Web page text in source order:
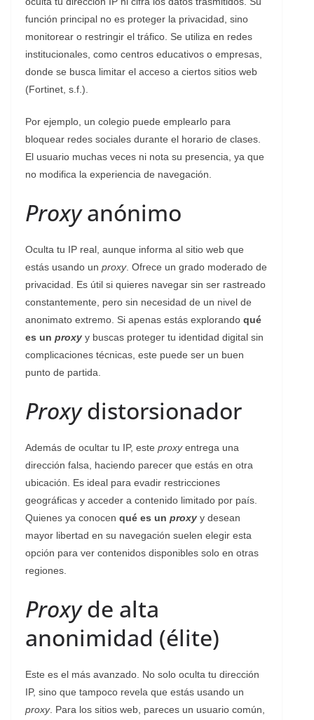
función principal no es proteger la privacidad, sino
monitorear o restringir el tráfico. Se utiliza en redes
institucionales, como centros educativos o empresas,
donde se busca limitar el acceso a ciertos sitios web
(Fortinet, s.f.).
Por ejemplo, un colegio puede emplearlo para
bloquear redes sociales durante el horario de clases.
El usuario muchas veces ni nota su presencia, ya que
no modifica la experiencia de navegación.
Proxyanónimo
Oculta tu IP real, aunque informa al sitio web que
estás usando un proxy. Ofrece un grado moderado de
privacidad. Es útil si quieres navegar sin ser rastreado
constantemente, pero sin necesidad de un nivel de
anonimato extremo. Si apenas estás explorando qué
es un proxy y buscas proteger tu identidad digital sin
complicaciones técnicas, este puede ser un buen
punto de partida.
Proxydistorsionador
Además de ocultar tu IP, este proxyentrega una
dirección falsa, haciendo parecer que estás en otra
ubicación. Es ideal para evadir restricciones
geográficas y acceder a contenido limitado por país.
Quienes ya conocen qué es un proxy y desean
mayor libertad en su navegación suelen elegir esta
opción para ver contenidos disponibles solo en otras
regiones.
Proxyde alta
anonimidad (élite)
Este es el más avanzado. No solo oculta tu dirección
IP, sino que tampoco revela que estás usando un
proxy. Para los sitios web, pareces un usuario común,